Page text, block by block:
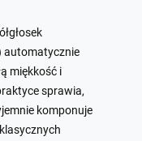
automatycznie
miękkość i
sprawia,
komponuje